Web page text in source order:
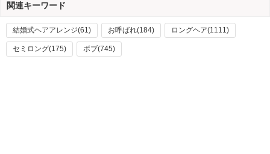
関連キーワード
結婚式ヘアアレンジ(61) お呼ばれ(184) ロングヘア(1111)
セミロング(175) ボブ(745)